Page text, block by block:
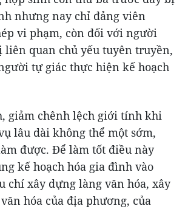
nhưng nay chỉ đảng viên
vi phạm, còn đối với người
liên quan chủ yếu tuyên truyền,
tự giác thực hiện kế hoạch
giảm chênh lệch giới tính khi
lâu dài không thể một sớm,
được. Để làm tốt điều này
kế hoạch hóa gia đình vào
chí xây dựng làng văn hóa, xây
hóa của địa phương, của